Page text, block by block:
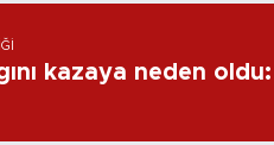
kazaya neden